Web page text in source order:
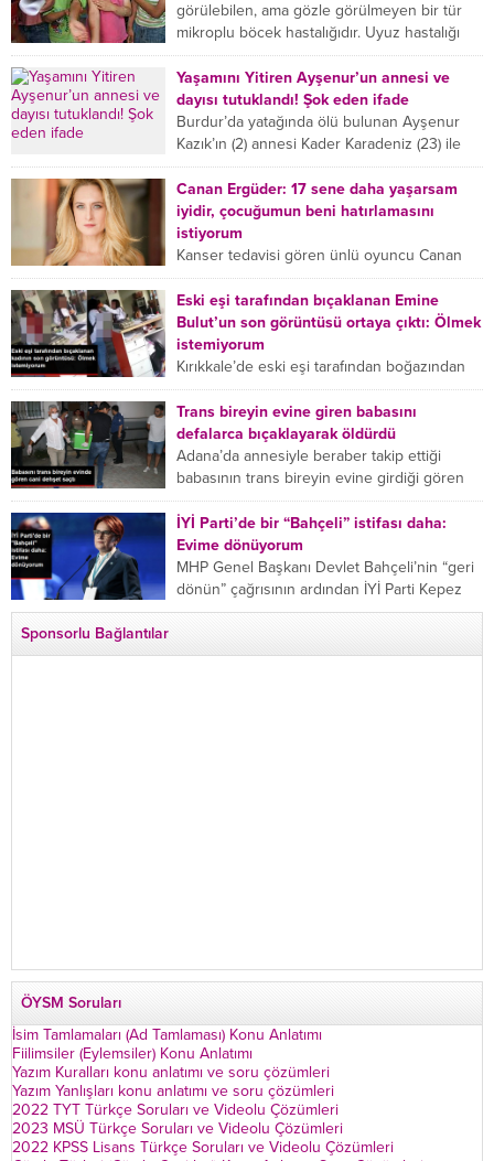
görülebilen, ama gözle görülmeyen bir tür
mikroplu böcek hastalığıdır. Uyuz hastalığı
(Urticaria), deride veya...
Yaşamını Yitiren Ayşenur’un annesi ve
dayısı tutuklandı! Şok eden ifade
Burdur’da yatağında ölü bulunan Ayşenur
Kazık’ın (2) annesi Kader Karadeniz (23) ile
dayısı Hızır Tunç Çetinkaya (19) tutuklandı.
Çetinkaya, ifadesinde...
Canan Ergüder: 17 sene daha yaşarsam
iyidir, çocuğumun beni hatırlamasını
istiyorum
Kanser tedavisi gören ünlü oyuncu Canan
Ergüder, hastalık sürecini anlattı: Meme
kanserine yakalanan ünlü oyuncu Canan
Ergüder aklıma ilk ölümün...
Eski eşi tarafından bıçaklanan Emine
Bulut’un son görüntüsü ortaya çıktı: Ölmek
istemiyorum
Kırıkkale’de eski eşi tarafından boğazından
bıçaklanan Emine Bulut’un “Ben ölmek
istemiyorum” demesi ve yanında bulunan 10
yaşındaki kızının “Anne lütfen...
Trans bireyin evine giren babasını
defalarca bıçaklayarak öldürdü
Adana’da annesiyle beraber takip ettiği
babasının trans bireyin evine girdiği gören
cani, babasını vücudunun çeşitli yerlerinden
bıçaklayarak öldürdü. Adana’da bir...
İYİ Parti’de bir “Bahçeli” istifası daha:
Evime dönüyorum
MHP Genel Başkanı Devlet Bahçeli’nin “geri
dönün” çağrısının ardından İYİ Parti Kepez
İlçe Başkan Yardımcısı Özgür Avcı “Evime
Sponsorlu Bağlantılar
ÖYSM Soruları
İsim Tamlamaları (Ad Tamlaması) Konu Anlatımı
Fiilimsiler (Eylemsiler) Konu Anlatımı
Yazım Kuralları konu anlatımı ve soru çözümleri
Yazım Yanlışları konu anlatımı ve soru çözümleri
2022 TYT Türkçe Soruları ve Videolu Çözümleri
2023 MSÜ Türkçe Soruları ve Videolu Çözümleri
2022 KPSS Lisans Türkçe Soruları ve Videolu Çözümleri